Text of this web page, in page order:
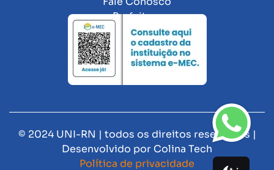
Prefeitura
© 2024 UNI-RN | todos os direitos reservados |
Desenvolvido por Colina Tech
Política de privacidade